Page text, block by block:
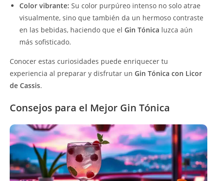
Color vibrante: Su color purpúreo intenso no solo atrae
visualmente, sino que también da un hermoso contraste
en las bebidas, haciendo que el Gin Tónica luzca aún
más sofisticado.
Conocer estas curiosidades puede enriquecer tu
experiencia al preparar y disfrutar un Gin Tónica con Licor
de Cassis.
Consejos para el Mejor Gin Tónica